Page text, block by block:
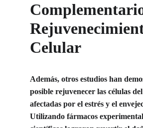
Celular
Además, otros estudios han
posible rejuvenecer las células
afectadas por el estrés y el
Utilizando fármacos